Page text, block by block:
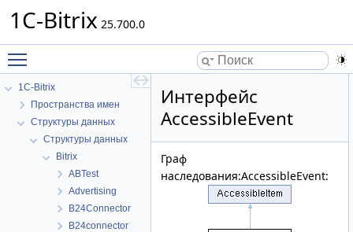
1C-Bitrix 25.700.0
1C-Bitrix
Пространства имен
Структуры данных
Структуры данных
Bitrix
ABTest
Advertising
B24Connector
B24connector
Интерфейс
AccessibleEvent
Граф
наследования:AccessibleEvent: